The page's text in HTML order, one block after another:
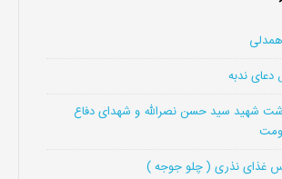
ندبه
شهید سید حسن نصرالله و شهدای دفاع